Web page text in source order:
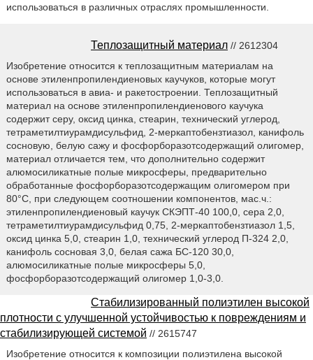
использоваться в различных отраслях промышленности.
Теплозащитный материал // 2612304
Изобретение относится к теплозащитным материалам на
основе этиленпропилендиеновых каучуков, которые могут
использоваться в авиа- и ракетостроении. Теплозащитный
материал на основе этиленпропилендиенового каучука
содержит серу, оксид цинка, стеарин, технический углерод,
тетраметилтиурамдисульфид, 2-меркаптобензтиазол, канифоль
сосновую, белую сажу и фосфорборазотсодержащий олигомер,
материал отличается тем, что дополнительно содержит
алюмосиликатные полые микросферы, предварительно
обработанные фосфорборазотсодержащим олигомером при
80°C, при следующем соотношении компонентов, мас.ч.:
этиленпропилендиеновый каучук СКЭПТ-40 100,0, сера 2,0,
тетраметилтиурамдисульфид 0,75, 2-меркаптобензтиазол 1,5,
оксид цинка 5,0, стеарин 1,0, технический углерод П-324 2,0,
канифоль сосновая 3,0, белая сажа БС-120 30,0,
алюмосиликатные полые микросферы 5,0,
фосфорборазотсодержащий олигомер 1,0-3,0.
Стабилизированный полиэтилен высокой
плотности с улучшенной устойчивостью к повреждениям и
стабилизирующей системой // 2615747
Изобретение относится к композиции полиэтилена высокой